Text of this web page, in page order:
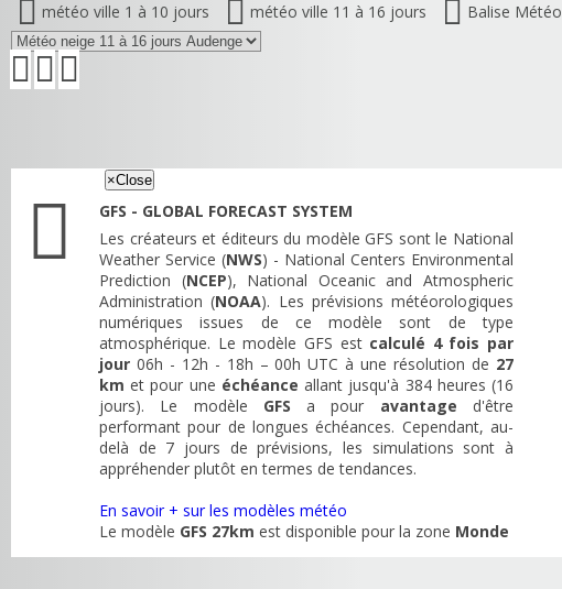
météo ville 1 à 10 jours météo ville 11 à 16 jours Balise Météo
×Close
GFS - GLOBAL FORECAST SYSTEM
Les créateurs et éditeurs du modèle GFS sont le National
Weather Service (NWS) - National Centers Environmental
Prediction (NCEP), National Oceanic and Atmospheric
Administration (NOAA). Les prévisions météorologiques
numériques issues de ce modèle sont de type
atmosphérique. Le modèle GFS est calculé 4 fois par
jour 06h - 12h - 18h – 00h UTC à une résolution de 27
km et pour une échéance allant jusqu'à 384 heures (16
jours). Le modèle GFS a pour avantage d'être
performant pour de longues échéances. Cependant, au-
delà de 7 jours de prévisions, les simulations sont à
appréhender plutôt en termes de tendances.
En savoir + sur les modèles météo
Le modèle GFS 27km est disponible pour la zone Monde